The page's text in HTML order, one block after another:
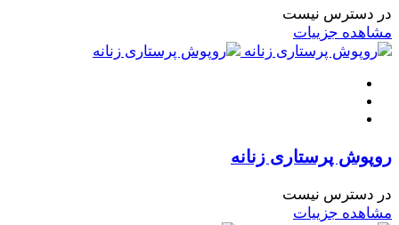
در دسترس نیست
مشاهده جزییات
روپوش پرستاری زنانه
در دسترس نیست
مشاهده جزییات